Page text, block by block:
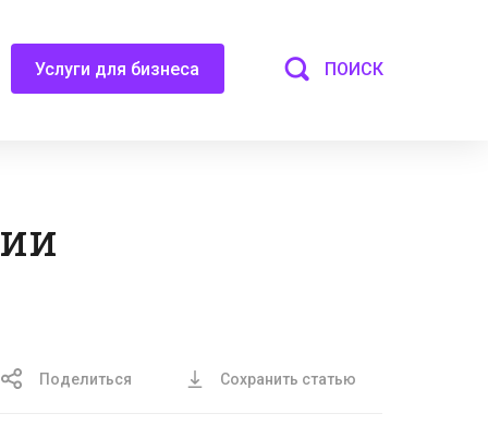
Услуги для бизнеса ПОИСК
Поделиться Сохранить статью